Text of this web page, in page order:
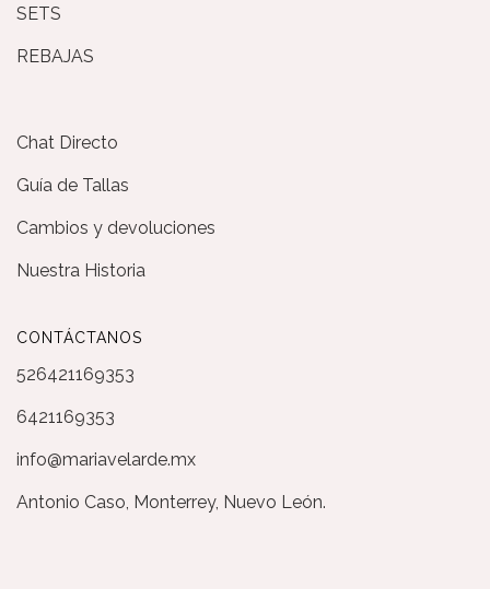
SETS
REBAJAS
Chat Directo
Guía de Tallas
Cambios y devoluciones
Nuestra Historia
CONTÁCTANOS
526421169353
6421169353
info@mariavelarde.mx
Antonio Caso, Monterrey, Nuevo León.